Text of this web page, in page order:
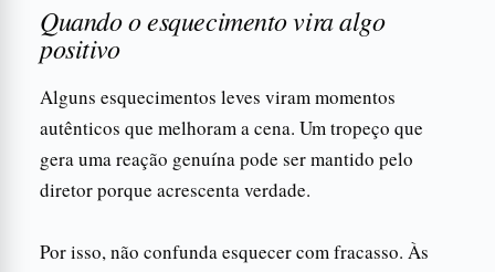
Quando o esquecimento vira algo
positivo
Alguns esquecimentos leves viram momentos
autênticos que melhoram a cena. Um tropeço que
gera uma reação genuína pode ser mantido pelo
diretor porque acrescenta verdade.
Por isso, não confunda esquecer com fracasso. Às